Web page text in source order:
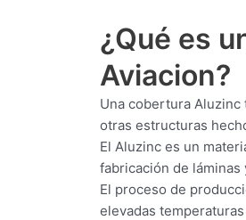
¿Qué es
Aviacion?
Una cobertura
otras estructuras
El Aluzinc es un
fabricación de láminas
El proceso de
elevadas